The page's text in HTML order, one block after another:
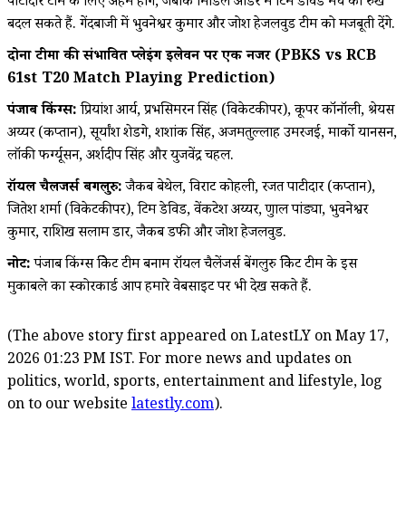
बदल सकते हैं. गेंदबाजी में भुवनेश्वर कुमार और जोश हेजलवुड टीम को मजबूती देंगे.
दोनों टीमों की संभावित प्लेइंग इलेवन पर एक नजर (PBKS vs RCB
61st T20 Match Playing Prediction)
पंजाब किंग्स:प्रियांश आर्य, प्रभसिमरन सिंह (विकेटकीपर), कूपर कॉनॉली, श्रेयस
अय्यर (कप्तान), सूर्यांश शेडगे, शशांक सिंह, अजमतुल्लाह उमरजई, मार्को यानसन,
लॉकी फर्ग्यूसन, अर्शदीप सिंह और युजवेंद्र चहल.
रॉयल चैलेंजर्स बेंगलुरु:जैकब बेथेल, विराट कोहली, रजत पाटीदार (कप्तान),
जितेश शर्मा (विकेटकीपर), टिम डेविड, वेंकटेश अय्यर, क्रुणाल पांड्या, भुवनेश्वर
कुमार, राशिख सलाम डार, जैकब डफी और जोश हेजलवुड.
नोट:पंजाब किंग्स क्रिकेट टीम बनाम रॉयल चैलेंजर्स बेंगलुरु क्रिकेट टीम के इस
मुकाबले का स्कोरकार्ड आप हमारे वेबसाइट पर भी देख सकते हैं.
(The above story first appeared on LatestLY on May 17,
2026 01:23 PM IST. For more news and updates on
politics, world, sports, entertainment and lifestyle, log
on to our website latestly.com).